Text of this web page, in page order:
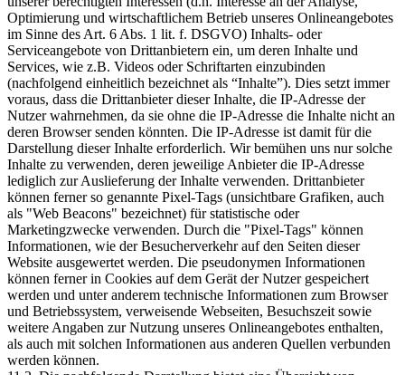
Optimierung und wirtschaftlichem Betrieb unseres Onlineangebotes
im Sinne des Art. 6 Abs. 1 lit. f. DSGVO) Inhalts- oder
Serviceangebote von Drittanbietern ein, um deren Inhalte und
Services, wie z.B. Videos oder Schriftarten einzubinden
(nachfolgend einheitlich bezeichnet als “Inhalte”). Dies setzt immer
voraus, dass die Drittanbieter dieser Inhalte, die IP-Adresse der
Nutzer wahrnehmen, da sie ohne die IP-Adresse die Inhalte nicht an
deren Browser senden könnten. Die IP-Adresse ist damit für die
Darstellung dieser Inhalte erforderlich. Wir bemühen uns nur solche
Inhalte zu verwenden, deren jeweilige Anbieter die IP-Adresse
lediglich zur Auslieferung der Inhalte verwenden. Drittanbieter
können ferner so genannte Pixel-Tags (unsichtbare Grafiken, auch
als "Web Beacons" bezeichnet) für statistische oder
Marketingzwecke verwenden. Durch die "Pixel-Tags" können
Informationen, wie der Besucherverkehr auf den Seiten dieser
Website ausgewertet werden. Die pseudonymen Informationen
können ferner in Cookies auf dem Gerät der Nutzer gespeichert
werden und unter anderem technische Informationen zum Browser
und Betriebssystem, verweisende Webseiten, Besuchszeit sowie
weitere Angaben zur Nutzung unseres Onlineangebotes enthalten,
als auch mit solchen Informationen aus anderen Quellen verbunden
werden können.